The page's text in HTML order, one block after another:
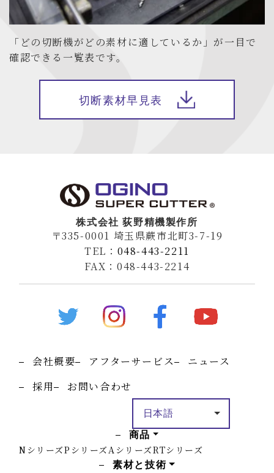
「どの切断機がどの素材に適しているか」が一目で
確認できる一覧表です。
切断素材早見表
株式会社 荻野精機製作所
〒335-0001 埼玉県蕨市北町3-7-19
TEL： 048-443-2211
FAX：048-443-2214
会社概要 アフターサービス
ニュース
採用
お問い合わせ
商品
NシリーズPシリーズAシリーズRTシリーズ
素材と技術